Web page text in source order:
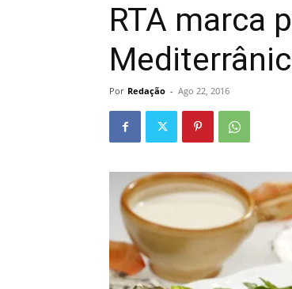
RTA marca
Por Redação - Ago 22, 2016